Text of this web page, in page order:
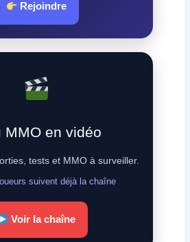
Rejoindre
MMO en vidéo
tests et MMO à surveiller.
suivent déjà la chaîne
Voir la chaîne